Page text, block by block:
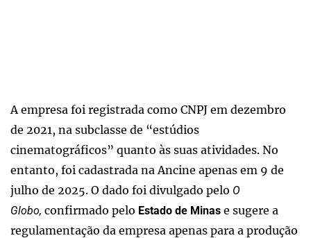
A empresa foi registrada como CNPJ em dezembro
de 2021, na subclasse de “estúdios
cinematográficos” quanto às suas atividades. No
entanto, foi cadastrada na Ancine apenas em 9 de
julho de 2025. O dado foi divulgado pelo O
Globo, confirmado pelo Estado de Minas e sugere a
regulamentação da empresa apenas para a produção